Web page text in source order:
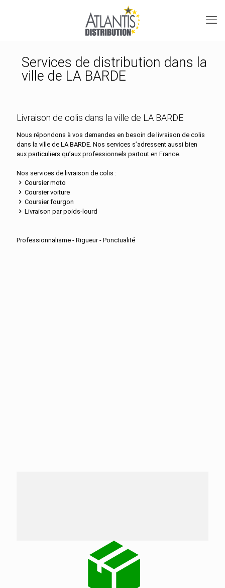
Services de distribution dans la
ville de LA BARDE
Livraison de colis dans la ville de LA BARDE
Nous répondons à vos demandes en besoin de livraison de colis
dans la ville de LA BARDE. Nos services s’adressent aussi bien
aux particuliers qu’aux professionnels partout en France.
Nos services de livraison de colis :
Coursier moto
Coursier voiture
Coursier fourgon
Livraison par poids-lourd
Professionnalisme - Rigueur - Ponctualité